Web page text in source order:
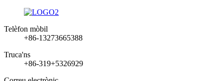
Telèfon mòbil
+86-13273665388
Truca'ns
+86-319+5326929